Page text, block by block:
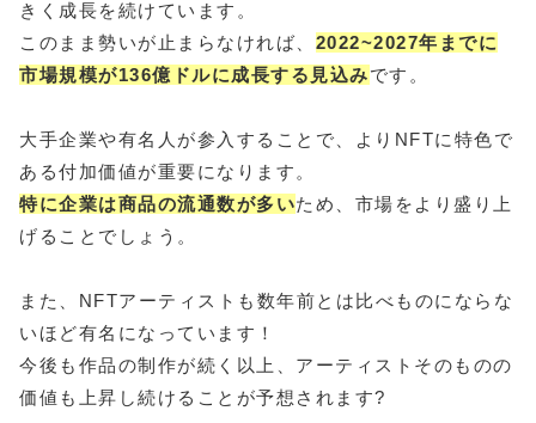
きく成長を続けています。
このまま勢いが止まらなければ、 2022~2027年までに
市場規模が136億ドルに成長する見込みです。
大手企業や有名人が参入することで、よりNFTに特色で
ある付加価値が重要になります。
特に企業は商品の流通数が多いため、市場をより盛り上
げることでしょう。
また、NFTアーティストも数年前とは比べものにならな
いほど有名になっています！
今後も作品の制作が続く以上、アーティストそのものの
価値も上昇し続けることが予想されます?